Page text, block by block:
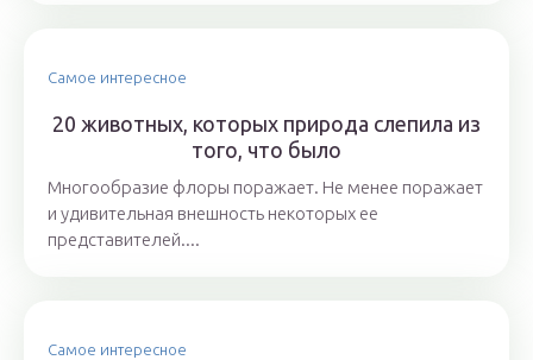
Самое интересное
20 животных, которых природа слепила из
того, что было
Многообразие флоры поражает. Не менее поражает
и удивительная внешность некоторых ее
представителей....
Самое интересное